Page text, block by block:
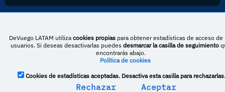
Esta obra está bajo una licencia de Creative Commons Reconocimiento-
NoComercial-CompartirIgual 4.0 Internacional
DeVuego España
DeVuego LATAM
DeVuego LATAM utiliza cookies propiaspara obtener estadísticas de acceso de
usuarios. Si deseas desactivarlas puedes desmarcar la casilla de seguimiento
encontrarás abajo.
Política de cookies
Cookies de estadísticas aceptadas. Desactiva esta casilla para rechazarlas.
Rechazar Aceptar